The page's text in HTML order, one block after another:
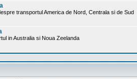
transportul America de Nord, Centrala si de Sud
in Australia si Noua Zeelanda